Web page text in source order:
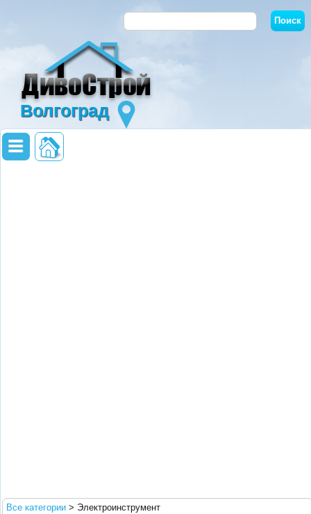
Волгоград
Все категории > Электроинструмент